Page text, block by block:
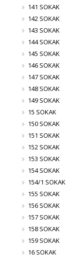
141 SOKAK
142 SOKAK
143 SOKAK
144 SOKAK
145 SOKAK
146 SOKAK
147 SOKAK
148 SOKAK
149 SOKAK
15 SOKAK
150 SOKAK
151 SOKAK
152 SOKAK
153 SOKAK
154 SOKAK
154/1 SOKAK
155 SOKAK
156 SOKAK
157 SOKAK
158 SOKAK
159 SOKAK
16 SOKAK